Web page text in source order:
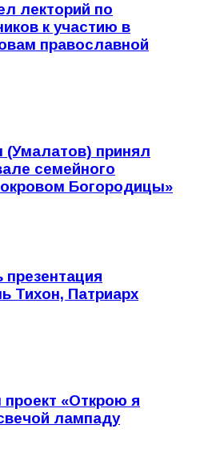
лекторий по
к участию в
православной
принял
семейного
Богородицы»
Тихон, Патриарх
«Открою я
лампаду